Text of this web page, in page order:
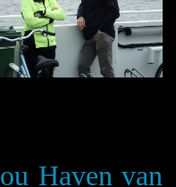
ou Haven van